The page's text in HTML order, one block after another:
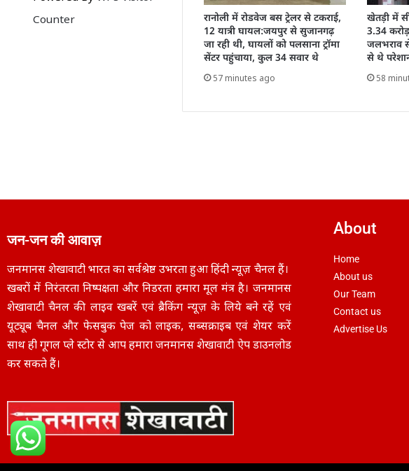
Counter
रानोली में रोडवेज बस ट्रेलर से टकराई,
12 यात्री घायल:जयपुर से सुजानगढ़
जा रही थी, घायलों को पलसाना ट्रॉमा
सेंटर पहुंचाया, कुल 34 सवार थे
57 minutes ago
खेतड़ी में
3.34
जलभराव
से थे
58
जन-जन की आवाज़
जनमानस शेखावाटी भारत का सर्वश्रेष्ठ उभरता हुआ हिंदी न्यूज़ चैनल हैं।
खबरों में निरंतरता निष्पक्षता और निडरता हमारा मूल मंत्र है। जनमानस
शेखावाटी चैनल की लाइव खबरें एवं ब्रैकिंग न्यूज़ के लिये बने रहें एवं
यूट्यूब चैनल और फेसबुक पेज को लाइक, सब्सक्राइब एवं शेयर करें
साथ ही गूगल प्ले स्टोर से आप हमारा जनमानस शेखावाटी ऐप डाउनलोड
कर सकते हैं।
About
Home
About us
Our Team
Contact us
Advertise Us